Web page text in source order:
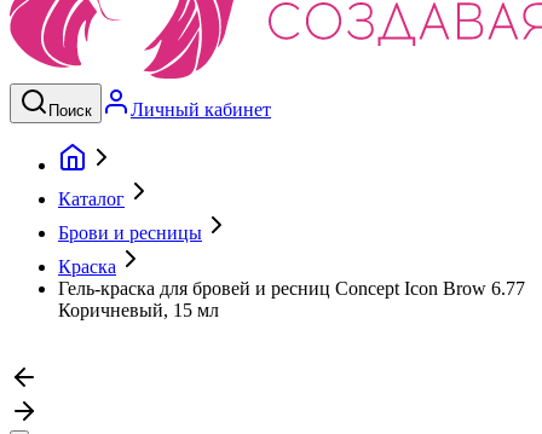
Поиск Личный кабинет
Каталог
Брови и ресницы
Краска
Гель-краска для бровей и ресниц Concept Icon Brow 6.77
Коричневый, 15 мл